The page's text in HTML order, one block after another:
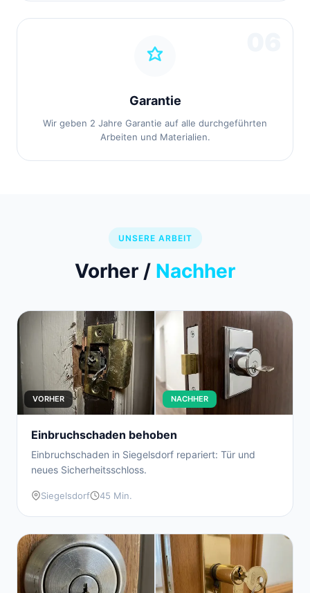
Garantie
Wir geben 2 Jahre Garantie auf alle durchgeführten
Arbeiten und Materialien.
UNSERE ARBEIT
Vorher / Nachher
VORHER NACHHER
Einbruchschaden behoben
Einbruchschaden in Siegelsdorf repariert: Tür und
neues Sicherheitsschloss.
Siegelsdorf 45 Min.